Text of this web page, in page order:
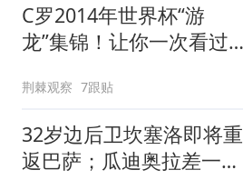
C罗2014年世界杯“游
龙”集锦！让你一次看过
荆棘观察 7跟贴
32岁边后卫坎塞洛即将重
返巴萨；瓜迪奥拉差一点